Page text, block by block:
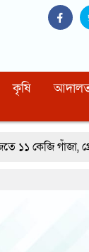
কৃষি
১ রূপগঞ্জে